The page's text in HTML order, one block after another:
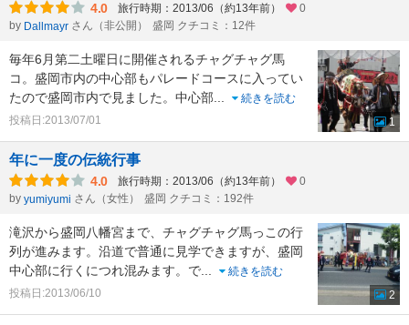
4.0 旅行時期：2013/06（約13年前）
0
by Dallmayr さん（非公開） 盛岡 クチコミ：12件
毎年6月第二土曜日に開催されるチャグチャグ馬
コ。盛岡市内の中心部もパレードコースに入ってい
たので盛岡市内で見ました。中心部...
続きを読む
投稿日:2013/07/01
1
年に一度の伝統行事
4.0 旅行時期：2013/06（約13年前）
0
by yumiyumi さん（女性） 盛岡 クチコミ：192件
滝沢から盛岡八幡宮まで、チャグチャグ馬っこの行
列が進みます。沿道で普通に見学できますが、盛岡
中心部に行くにつれ混みます。で...
続きを読む
投稿日:2013/06/10
2